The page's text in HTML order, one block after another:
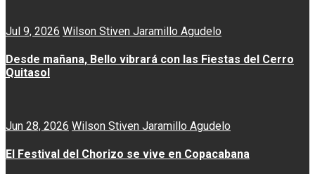
Jul 9, 2026 Wilson Stiven Jaramillo Agudelo
Desde mañana, Bello vibrará con las Fiestas del Cerro
Quitasol
Jun 28, 2026 Wilson Stiven Jaramillo Agudelo
El Festival del Chorizo se vive en Copacabana